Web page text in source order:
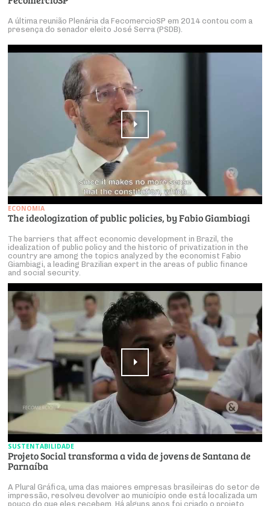
A última reunião Plenária da FecomercioSP em 2014 contou com a
presença do senador eleito José Serra (PSDB).
ECONOMIA
The ideologization of public policies, by Fabio Giambiagi
The barriers that affect economic development in Brazil, the
idealization of public policy and the historic of privatization in the
country are among the topics analyzed by the economist Fabio
Giambiagi, a leading Brazilian expert in the areas of public finance
and social security.
SUSTENTABILIDADE
Projeto Social transforma a vida de jovens de Santana de
Parnaíba
A Plural Gráfica, uma das maiores empresas brasileiras do setor de
impressão, resolveu devolver ao município onde está localizada um
pouco do que eles recebem. Há alguns anos foi criado o projeto